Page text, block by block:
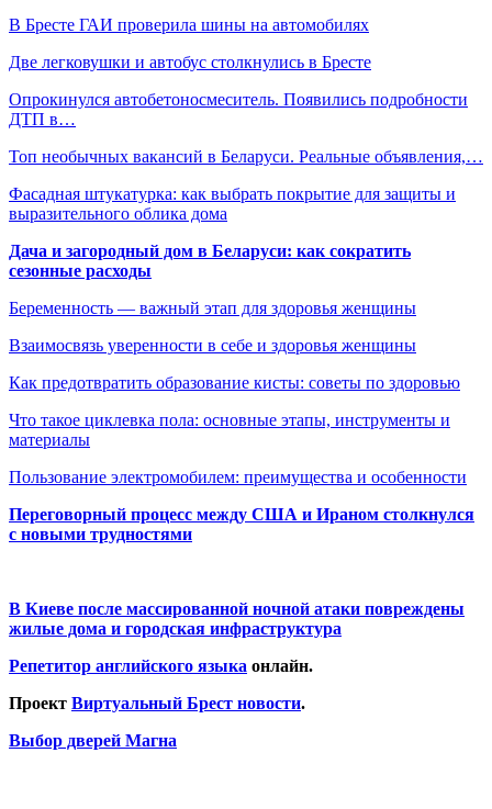
В Бресте ГАИ проверила шины на автомобилях
Две легковушки и автобус столкнулись в Бресте
Опрокинулся автобетоносмеситель. Появились подробности
ДТП в…
Топ необычных вакансий в Беларуси. Реальные объявления,…
Фасадная штукатурка: как выбрать покрытие для защиты и
выразительного облика дома
Дача и загородный дом в Беларуси: как сократить
сезонные расходы
Беременность — важный этап для здоровья женщины
Взаимосвязь уверенности в себе и здоровья женщины
Как предотвратить образование кисты: советы по здоровью
Что такое циклевка пола: основные этапы, инструменты и
материалы
Пользование электромобилем: преимущества и особенности
Переговорный процесс между США и Ираном столкнулся
с новыми трудностями
В Киеве после массированной ночной атаки повреждены
жилые дома и городская инфраструктура
Репетитор английского языка онлайн.
Проект Виртуальный Брест новости.
Выбор дверей Магна